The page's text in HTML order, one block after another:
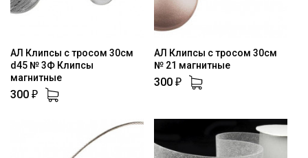
АЛ Клипсы с тросом 30см
d45 № 3Ф Клипсы
магнитные
300 ₽
АЛ Клипсы с тросом 30см
№ 21 магнитные
300 ₽